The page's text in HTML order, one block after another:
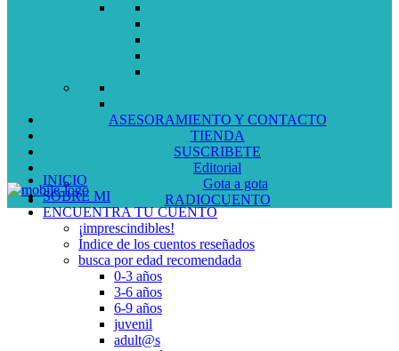
ASESORAMIENTO Y CONTACTO
TIENDA
SUSCRIBETE
Editorial
Gota a gota
RADIOCUENTO
INICIO
SOBRE MI
ENCUENTRA TU CUENTO
¡imprescindibles!
Índice de los cuentos reseñados
busca por edad recomendada
0-3 años
3-6 años
6-9 años
juvenil
adult@s